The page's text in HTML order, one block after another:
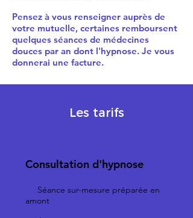
Pensez à vous renseigner auprès de
votre mutuelle, certaines remboursent
quelques séances de médecines
douces par an dont l'hypnose. Je vous
donnerai une facture.
Les tarifs
Consultation d'hypnose
Séance sur-mesure préparée en
amont